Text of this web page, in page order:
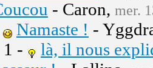
- Caron, mer.
Namaste ! -
1 -
là, il nous